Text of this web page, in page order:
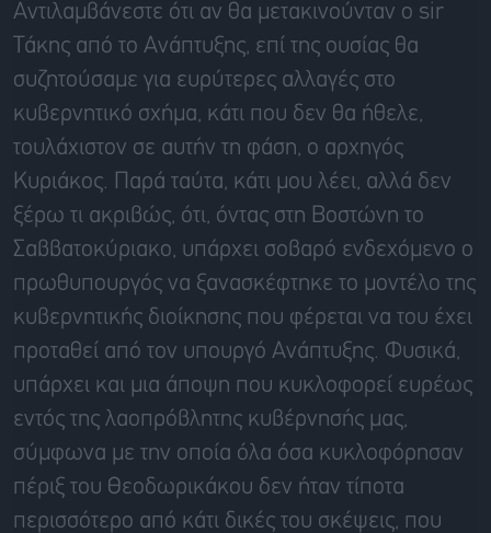
Αντιλαμβάνεστε ότι αν θα μετακινούνταν ο sir
Τάκης από το Ανάπτυξης, επί της ουσίας θα
συζητούσαμε για ευρύτερες αλλαγές στο
κυβερνητικό σχήμα, κάτι που δεν θα ήθελε,
τουλάχιστον σε αυτήν τη φάση, ο αρχηγός
Κυριάκος. Παρά ταύτα, κάτι μου λέει, αλλά δεν
ξέρω τι ακριβώς, ότι, όντας στη Βοστώνη το
Σαββατοκύριακο, υπάρχει σοβαρό ενδεχόμενο ο
πρωθυπουργός να ξανασκέφτηκε το μοντέλο της
κυβερνητικής διοίκησης που φέρεται να του έχει
προταθεί από τον υπουργό Ανάπτυξης. Φυσικά,
υπάρχει και μια άποψη που κυκλοφορεί ευρέως
εντός της λαοπρόβλητης κυβέρνησής μας,
σύμφωνα με την οποία όλα όσα κυκλοφόρησαν
πέριξ του Θεοδωρικάκου δεν ήταν τίποτα
περισσότερο από κάτι δικές του σκέψεις, που